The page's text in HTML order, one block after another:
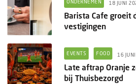
ONDERNEMEN 18 JUNI
Barista Cafe groeit
vestigingen
EVENTS FOOD 16
Late aftrap Oranje
bij Thuisbezorgd